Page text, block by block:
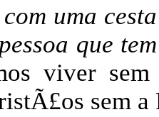
uma
que
viver
sem a